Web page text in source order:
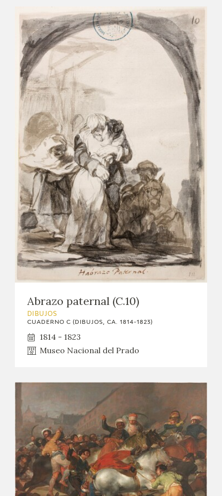
Abrazo paternal (C.10)
DIBUJOS
CUADERNO C (DIBUJOS, CA. 1814-1823)
1814 - 1823
Museo Nacional del Prado